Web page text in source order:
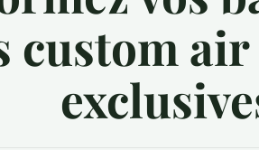
custom air